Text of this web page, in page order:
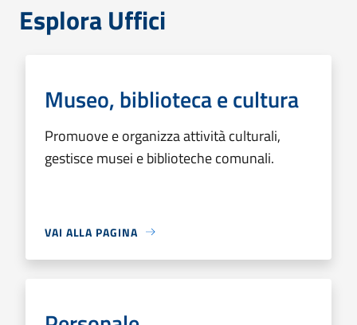
Esplora Uffici
Museo, biblioteca e cultura
Promuove e organizza attività culturali,
gestisce musei e biblioteche comunali.
VAI ALLA PAGINA